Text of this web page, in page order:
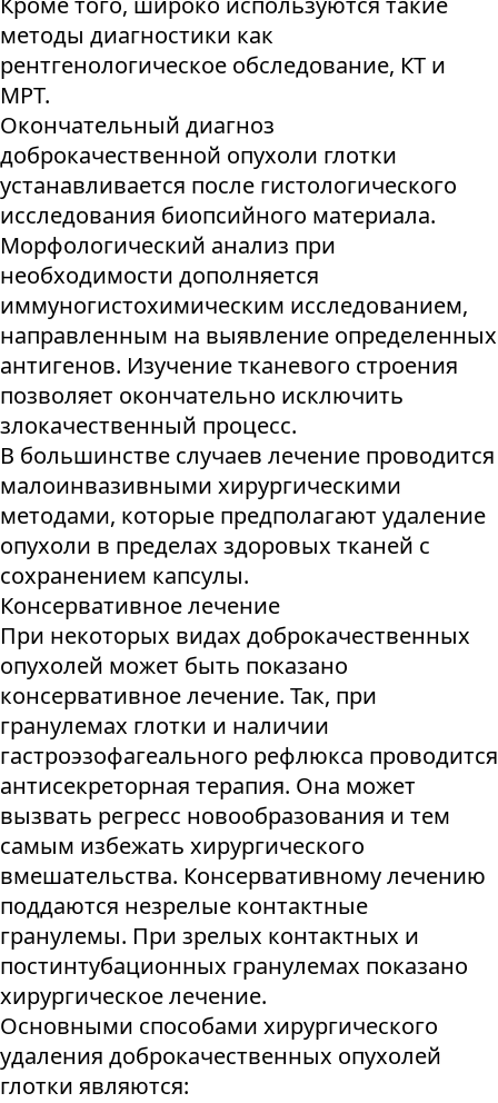
методы диагностики как
рентгенологическое обследование, КТ и
МРТ.
Окончательный диагноз
доброкачественной опухоли глотки
устанавливается после гистологического
исследования биопсийного материала.
Морфологический анализ при
необходимости дополняется
иммуногистохимическим исследованием,
направленным на выявление определенных
антигенов. Изучение тканевого строения
позволяет окончательно исключить
злокачественный процесс.
В большинстве случаев лечение проводится
малоинвазивными хирургическими
методами, которые предполагают удаление
опухоли в пределах здоровых тканей с
сохранением капсулы.
Консервативное лечение
При некоторых видах доброкачественных
опухолей может быть показано
консервативное лечение. Так, при
гранулемах глотки и наличии
гастроэзофагеального рефлюкса проводится
антисекреторная терапия. Она может
вызвать регресс новообразования и тем
самым избежать хирургического
вмешательства. Консервативному лечению
поддаются незрелые контактные
гранулемы. При зрелых контактных и
постинтубационных гранулемах показано
хирургическое лечение.
Основными способами хирургического
удаления доброкачественных опухолей
глотки являются: